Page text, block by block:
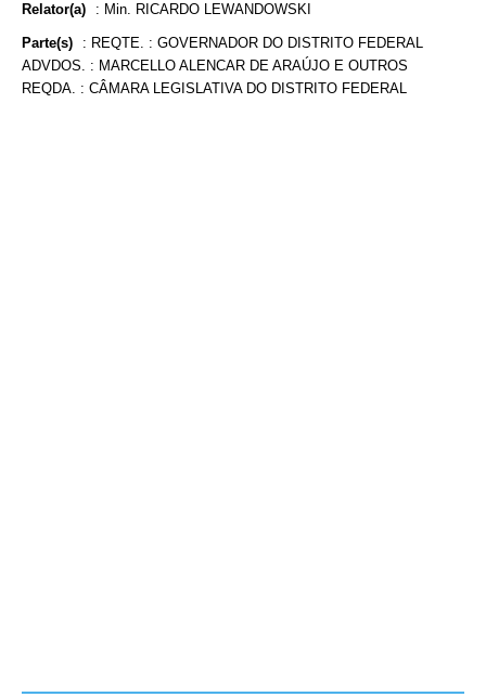
Relator(a) : Min. RICARDO LEWANDOWSKI
Parte(s) : REQTE. : GOVERNADOR DO DISTRITO FEDERAL
ADVDOS. : MARCELLO ALENCAR DE ARAÚJO E OUTROS
REQDA. : CÂMARA LEGISLATIVA DO DISTRITO FEDERAL